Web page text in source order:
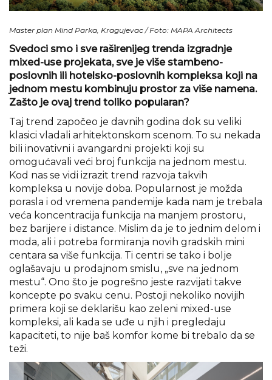
Master plan Mind Parka, Kragujevac / Foto: MAPA Architects
Svedoci smo i sve raširenijeg trenda izgradnje
mixed-use projekata, sve je više stambeno-
poslovnih ili hotelsko-poslovnih kompleksa koji na
jednom mestu kombinuju prostor za više namena.
Zašto je ovaj trend toliko popularan?
Taj trend započeo je davnih godina dok su veliki
klasici vladali arhitektonskom scenom. To su nekada
bili inovativni i avangardni projekti koji su
omogućavali veći broj funkcija na jednom mestu.
Kod nas se vidi izrazit trend razvoja takvih
kompleksa u novije doba. Popularnost je možda
porasla i od vremena pandemije kada nam je trebala
veća koncentracija funkcija na manjem prostoru,
bez barijere i distance. Mislim da je to jednim delom i
moda, ali i potreba formiranja novih gradskih mini
centara sa više funkcija. Ti centri se tako i bolje
oglašavaju u prodajnom smislu, „sve na jednom
mestu“. Ono što je pogrešno jeste razvijati takve
koncepte po svaku cenu. Postoji nekoliko novijih
primera koji se deklarišu kao zeleni mixed-use
kompleksi, ali kada se uđe u njih i pregledaju
kapaciteti, to nije baš komfor kome bi trebalo da se
teži.